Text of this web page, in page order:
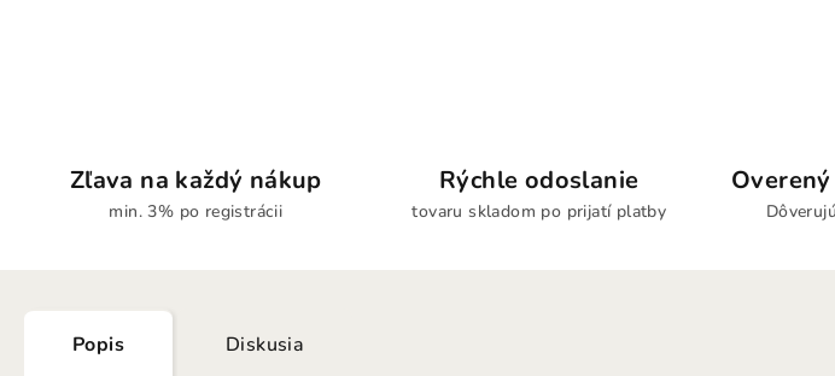
Zľava na každý nákup
min. 3% po registrácii
Rýchle odoslanie
tovaru skladom po prijatí platby
Popis Diskusia